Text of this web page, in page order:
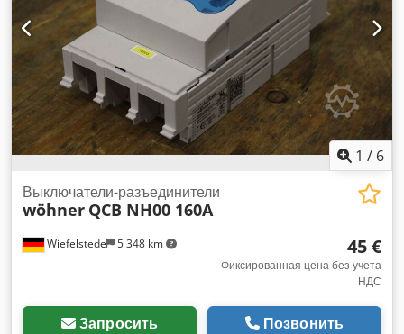
Полный ток нагрузки: 2,2 А Ток MCCB: 16 А Максимальный
ток двигателя: 8,1 А
1 / 6
Wiefelstede 5 348 km
Выключатели-разъединители
wöhner QCB NH00 160A
45 €
Фиксированная цена без учета
НДС
Запросить Позвонить